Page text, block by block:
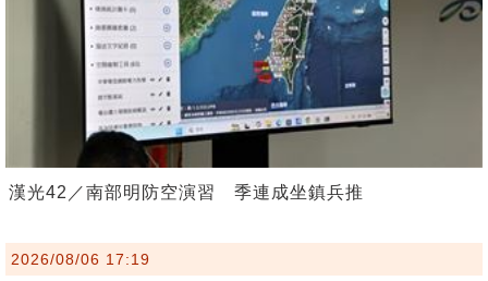
漢光42／南部明防空演習 季連成坐鎮兵推
2026/08/06 17:19